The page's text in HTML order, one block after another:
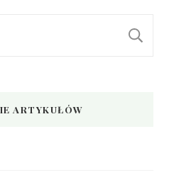
ARTYKUŁÓW